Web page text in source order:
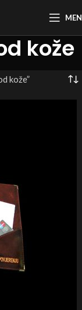
kože
kože”